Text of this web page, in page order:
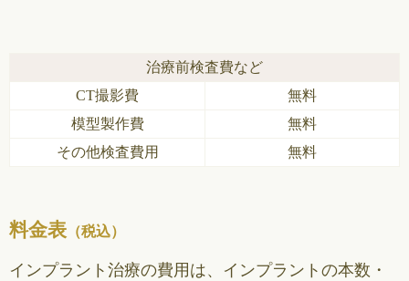
治療前検査費など
CT撮影費
無料
模型製作費
無料
その他検査費用
無料
料金表 （税込）
インプラント治療の費用は、インプラントの本数・